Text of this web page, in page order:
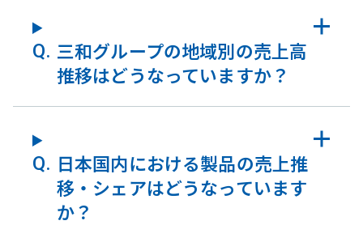
三和グループの地域別の売上高
推移はどうなっていますか？
日本国内における製品の売上推
移・シェアはどうなっています
か？